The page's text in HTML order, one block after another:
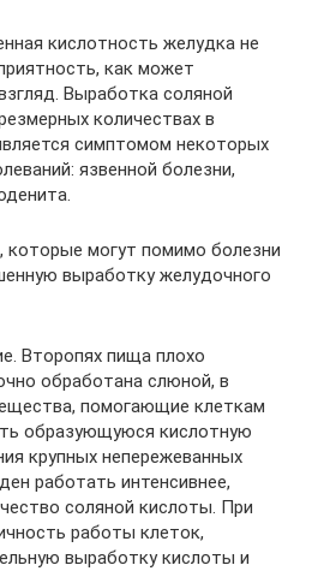
кислотность желудка не
как может
Выработка соляной
количествах в
симптомом некоторых
язвенной болезни,
которые могут помимо болезни
выработку желудочного
Второпях пища плохо
обработана слюной, в
помогающие клеткам
образующуюся кислотную
крупных непережеванных
работать интенсивнее,
соляной кислоты. При
работы клеток,
выработку кислоты и